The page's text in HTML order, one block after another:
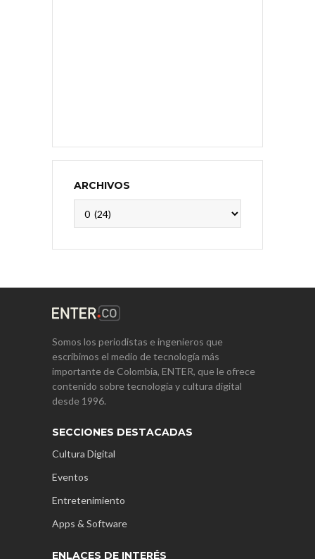
ARCHIVOS
Somos los periodistas e ingenieros que
escribimos el medio de tecnología más
importante de Colombia, ENTER, que le ofrece
contenido sobre tecnología y cultura digital
desde 1996.
SECCIONES DESTACADAS
Cultura Digital
Eventos
Entretenimiento
Apps & Software
ENLACES DE INTERÉS